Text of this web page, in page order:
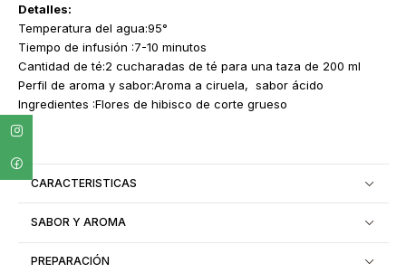
Detalles:
Temperatura del agua:95°
Tiempo de infusión :7-10 minutos
Cantidad de té:2 cucharadas de té para una taza de 200 ml
Perfil de aroma y sabor:Aroma a ciruela, sabor ácido
Ingredientes :Flores de hibisco de corte grueso
CARACTERISTICAS
SABOR Y AROMA
PREPARACIÓN